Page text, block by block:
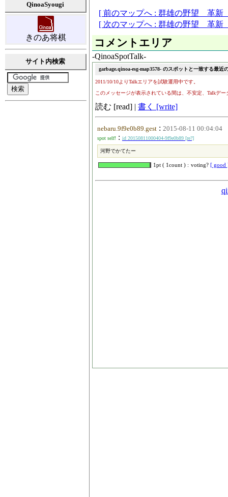
QinoaSyougi
きのあ将棋
サイト内検索
[ 前のマップへ : 群雄の野望 革新
[ 次のマップへ : 群雄の野望 革
コメントエリア
-QinoaSpotTalk-